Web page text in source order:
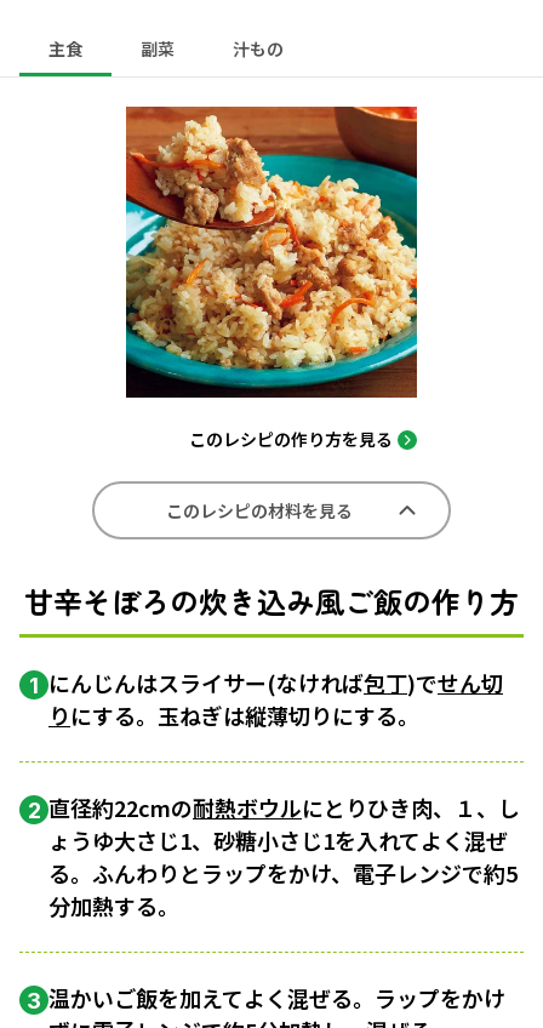
主食 副菜 汁もの
このレシピの作り方を見る
このレシピの材料を見る
甘辛そぼろの炊き込み風ご飯の作り方
1 にんじんはスライサー(なければ包丁)でせん切
りにする。玉ねぎは縦薄切りにする。
2 直径約22cmの耐熱ボウルにとりひき肉、１、し
ょうゆ大さじ1、砂糖小さじ1を入れてよく混ぜ
る。ふんわりとラップをかけ、電子レンジで約5
分加熱する。
3 温かいご飯を加えてよく混ぜる。ラップをかけ